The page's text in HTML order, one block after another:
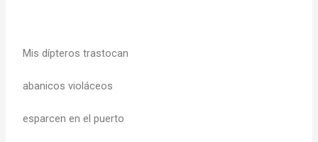
Mis dípteros trastocan
abanicos violáceos
esparcen en el puerto